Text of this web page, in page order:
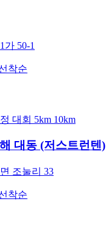
가 50-1
착순
대회 5km 10km
대동 (저스트런텐)
조눌리 33
착순